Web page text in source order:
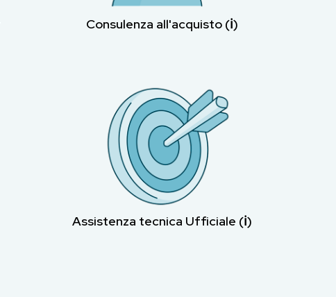
Consulenza all'acquisto (ℹ︎)
Assistenza tecnica Ufficiale (ℹ︎)